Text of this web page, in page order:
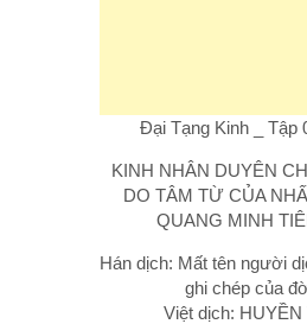
Đại Tạng Kinh _ Tập
KINH NHÂN DUYÊN
DO TÂM TỪ CỦA
QUANG MINH
Hán dịch: Mất tên người
ghi chép của
Việt dịch: HUYỀN